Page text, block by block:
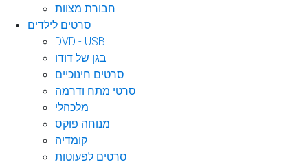
חבורת מצוות
סרטים לילדים
DVD - USB
בגן של דודו
סרטים חינוכיים
סרטי מתח ודרמה
מלכהלי
מנוחה פוקס
קומדיה
סרטים לפעוטות